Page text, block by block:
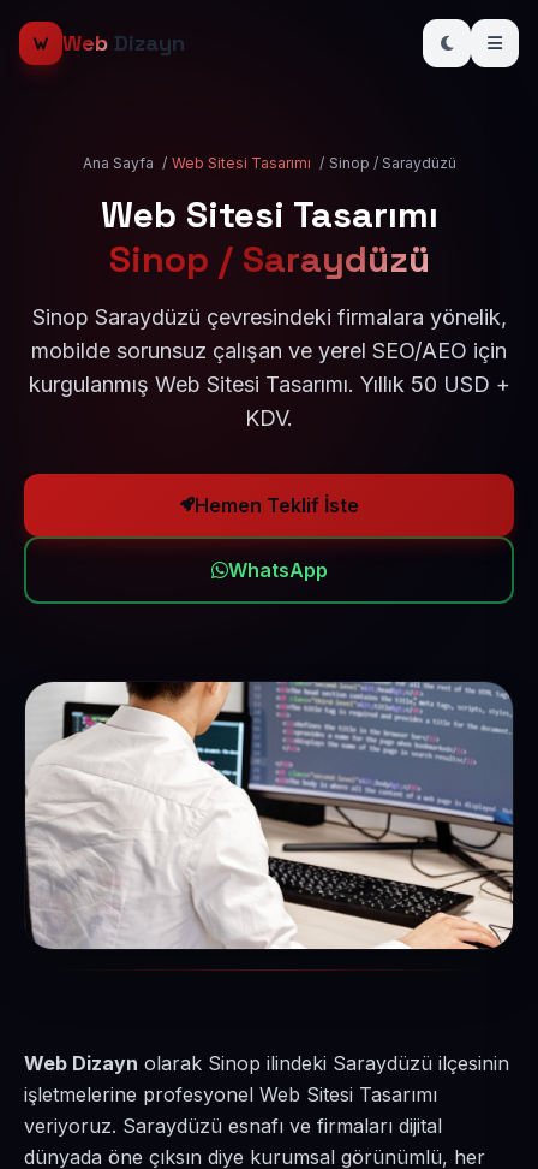
Web Dizayn
Ana Sayfa / Web Sitesi Tasarımı / Sinop / Saraydüzü
Web Sitesi Tasarımı
Sinop / Saraydüzü
Sinop Saraydüzü çevresindeki firmalara yönelik,
mobilde sorunsuz çalışan ve yerel SEO/AEO için
kurgulanmış Web Sitesi Tasarımı. Yıllık 50 USD +
KDV.
Hemen Teklif İste
WhatsApp
Web Dizayn olarak Sinop ilindeki Saraydüzü ilçesinin
işletmelerine profesyonel Web Sitesi Tasarımı
veriyoruz. Saraydüzü esnafı ve firmaları dijital
dünyada öne çıksın diye kurumsal görünümlü, her